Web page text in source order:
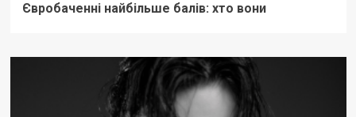
Євробаченні найбільше балів: хто вони